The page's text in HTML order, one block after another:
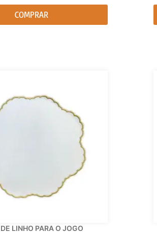
COMPRAR
LINHO PARA O JOGO